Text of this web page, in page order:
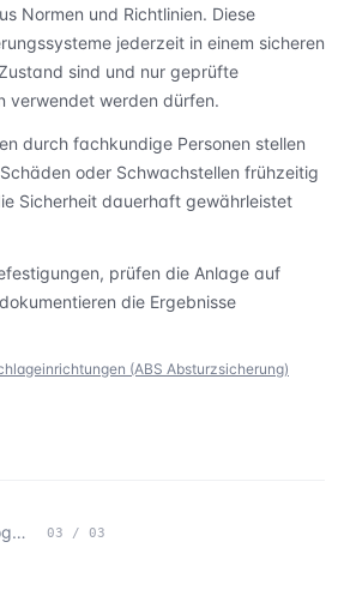
Normen und Richtlinien. Diese
jederzeit in einem sicheren
sind und nur geprüfte
verwendet werden dürfen.
durch fachkundige Personen stellen
oder Schwachstellen frühzeitig
Sicherheit dauerhaft gewährleistet
prüfen die Anlage auf
die Ergebnisse
(ABS Absturzsicherung)
Was ist eine Thermografieanalyse und wann ist sie sinnvoll? 03 / 03